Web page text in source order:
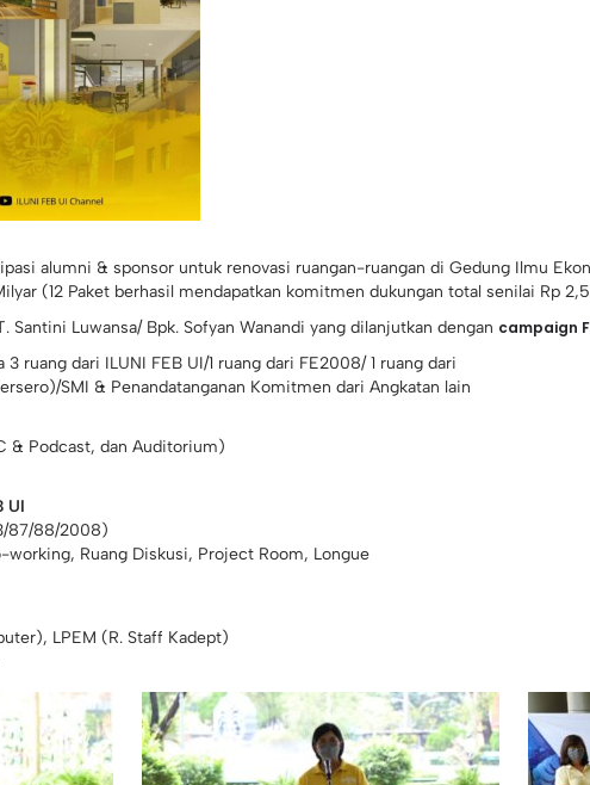
alumni & sponsor untuk renovasi ruangan-ruangan di Gedung Ilmu
(12 Paket berhasil mendapatkan komitmen dukungan total senilai Rp
Santini Luwansa/ Bpk. Sofyan Wanandi yang dilanjutkan dengan campaign
ruang dari ILUNI FEB UI/1 ruang dari FE2008/ 1 ruang dari
SMI & Penandatanganan Komitmen dari Angkatan lain
& Podcast, dan Auditorium)
UI
87/88/2008)
Ruang Diskusi, Project Room, Longue
LPEM (R. Staff Kadept)